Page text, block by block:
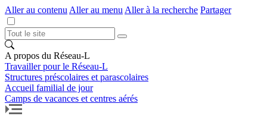
Aller au contenu Aller au menu Aller à la recherche Partager
A propos du Réseau-L
Travailler pour le Réseau-L
Structures préscolaires et parascolaires
Accueil familial de jour
Camps de vacances et centres aérés